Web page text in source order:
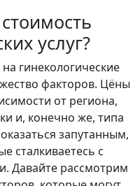
услуг?
гинекологические
факторов. Цёны
от региона,
и, конечно же, типа
запутанным,
сталкиваетесь с
Давайте рассмотрим